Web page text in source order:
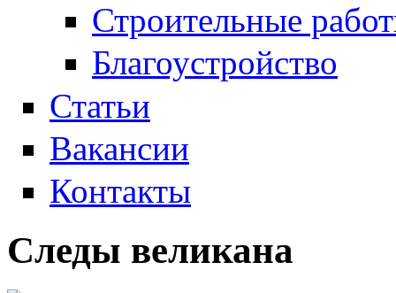
Строительные
Благоустройство
Статьи
Вакансии
Контакты
Следы великана